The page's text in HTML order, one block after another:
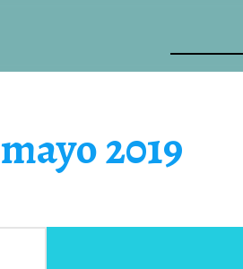
mayo 2019